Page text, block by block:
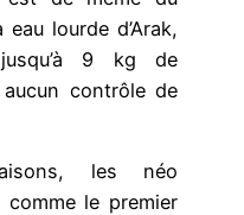
lourde d’Arak,
9 kg de
contrôle de
les néo
le premier